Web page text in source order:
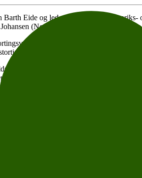
Eide og leder av Stortingets
(Norsk Folkehjelp). Samtalen
2025 med en ny rapport som
Samtidig bidrar klimaendringene til
og blir mer komplekse. Gapet
fremmarsj, vi ser økt populisme og at
vil det være 5 år til både
verden”
og forsvarskomite Ine Eriksen Søreide
lever i og hvilke politiske løsninger som